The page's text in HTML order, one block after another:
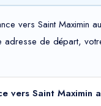
vers Saint
de départ,
vers Saint Maximin